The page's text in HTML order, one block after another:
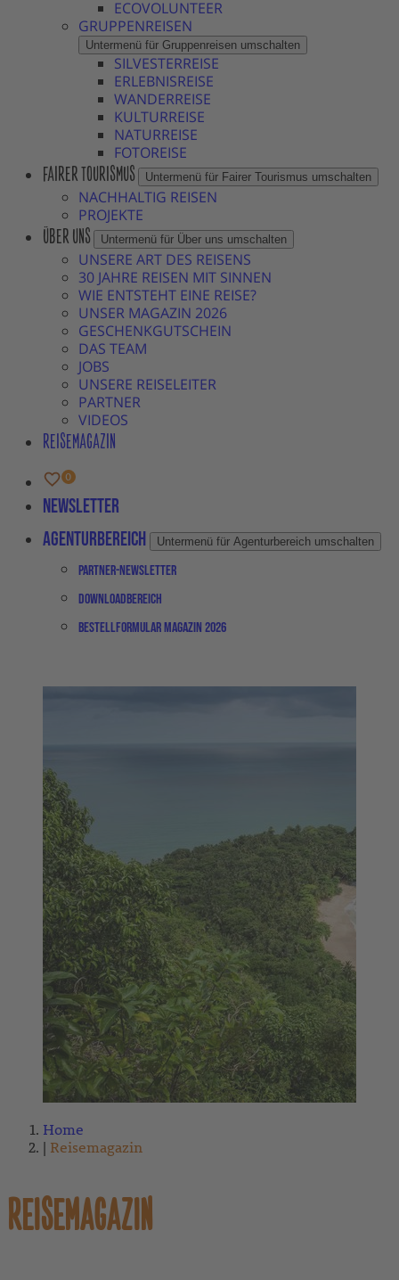
ECOVOLUNTEER
GRUPPENREISEN
Untermenü für Gruppenreisen umschalten
SILVESTERREISE
ERLEBNISREISE
WANDERREISE
KULTURREISE
NATURREISE
FOTOREISE
FAIRER TOURISMUS Untermenü für Fairer Tourismus umschalten
NACHHALTIG REISEN
PROJEKTE
ÜBER UNS Untermenü für Über uns umschalten
UNSERE ART DES REISENS
30 JAHRE REISEN MIT SINNEN
WIE ENTSTEHT EINE REISE?
UNSER MAGAZIN 2026
GESCHENKGUTSCHEIN
DAS TEAM
JOBS
UNSERE REISELEITER
PARTNER
VIDEOS
REISEMAGAZIN
Newsletter
Agenturbereich
Untermenü für Agenturbereich umschalten
Partner-Newsletter
Downloadbereich
Bestellformular Magazin 2026
Home
Reisemagazin
REISEMAGAZIN